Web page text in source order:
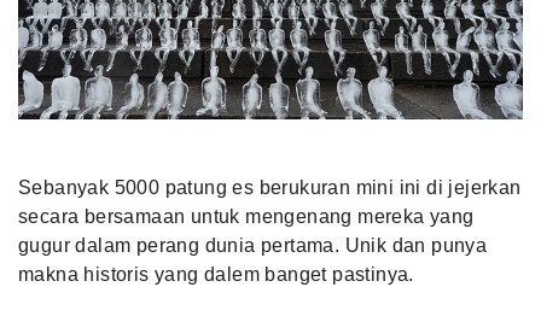
Sebanyak 5000 patung es berukuran mini ini di jejerkan
secara bersamaan untuk mengenang mereka yang
gugur dalam perang dunia pertama. Unik dan punya
makna historis yang dalem banget pastinya.